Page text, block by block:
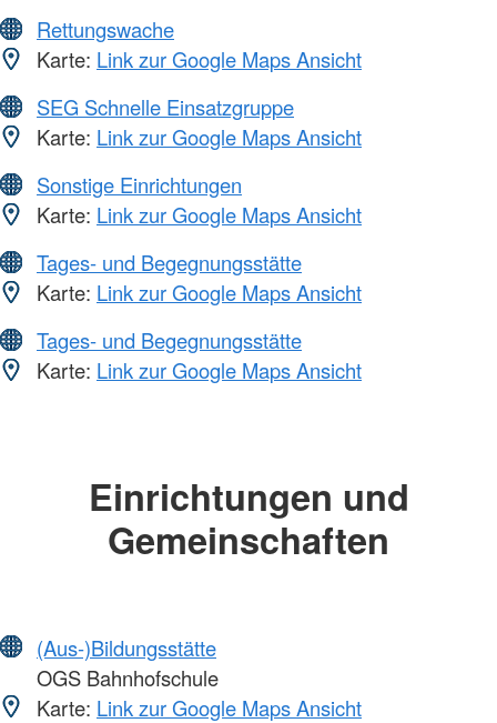
Rettungswache
Karte: Link zur Google Maps Ansicht
SEG Schnelle Einsatzgruppe
Karte: Link zur Google Maps Ansicht
Sonstige Einrichtungen
Karte: Link zur Google Maps Ansicht
Tages- und Begegnungsstätte
Karte: Link zur Google Maps Ansicht
Tages- und Begegnungsstätte
Karte: Link zur Google Maps Ansicht
Einrichtungen und
Gemeinschaften
(Aus-)Bildungsstätte
OGS Bahnhofschule
Karte: Link zur Google Maps Ansicht